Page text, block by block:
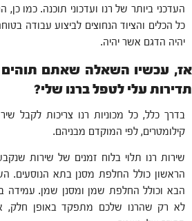
העדכני ביותר של רנו ועדכוני תוכנה. כמו
כל הכלים והציוד הנחוצים לביצוע עבודה
יהיה הדגם אשר יהיה.
אז, עכשיו השאלה שאתם תוהים
תדירות עלי לטפל ברנו שלי?
קילומטרים, לפי המוקדם מבניהם.
שירות רנו תלוי בלוח זמנים של שירות
הראשון כולל החלפת מסנן בתא הנוסעים.
הבא וכולל החלפת שמן ומסנן שמן. עמידה
לא רק שהרנו שלכם מתפקד באופן חלק,